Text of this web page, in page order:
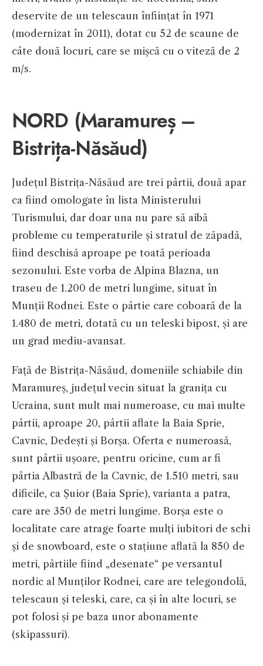
deservite de un telescaun înființat în 1971
(modernizat în 2011), dotat cu 52 de scaune de
câte două locuri, care se mișcă cu o viteză de 2
m/s.
NORD (Maramureș –
Bistrița-Năsăud)
Județul Bistrița-Năsăud are trei pârtii, două apar
ca fiind omologate în lista Ministerului
Turismului, dar doar una nu pare să aibă
probleme cu temperaturile și stratul de zăpadă,
fiind deschisă aproape pe toată perioada
sezonului. Este vorba de Alpina Blazna, un
traseu de 1.200 de metri lungime, situat în
Munții Rodnei. Este o pârtie care coboară de la
1.480 de metri, dotată cu un teleski bipost, și are
un grad mediu-avansat.
Față de Bistrița-Năsăud, domeniile schiabile din
Maramureș, județul vecin situat la granița cu
Ucraina, sunt mult mai numeroase, cu mai multe
pârtii, aproape 20, pârtii aflate la Baia Sprie,
Cavnic, Dedești și Borșa. Oferta e numeroasă,
sunt pârtii ușoare, pentru oricine, cum ar fi
pârtia Albastră de la Cavnic, de 1.510 metri, sau
dificile, ca Șuior (Baia Sprie), varianta a patra,
care are 350 de metri lungime. Borșa este o
localitate care atrage foarte mulți iubitori de schi
și de snowboard, este o stațiune aflată la 850 de
metri, pârtiile fiind „desenate“ pe versantul
nordic al Munților Rodnei, care are telegondolă,
telescaun și teleski, care, ca și în alte locuri, se
pot folosi și pe baza unor abonamente
(skipassuri).